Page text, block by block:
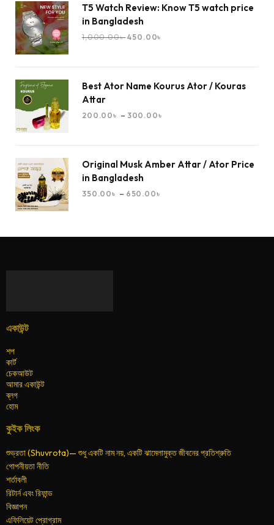
T5 Watch Review: Know T5 watch price
in Bangladesh
1,000.00৳ 450.00৳
Best Ator Name Kourus Ator / Kouras
Attar
200.00৳ – 300.00৳
Original Musk Amber Attar / Ator Price
in Bangladesh
350.00৳ – 650.00৳
একাউন্ট
শপ
কার্ট
চেকআউট
আমার একাউন্ট
ব্লগ
হোম
কুইক লিংক
শুভ্রতা (Shuvrota)— শুধু একটি নাম নয়, একটি ঝামেলামুক্ত জীবনের প্রতিশ্রুতি
গোপনীয়তা নীতি
শর্তাবলী
রিটার্ন এবং রিফান্ড
বিজ্ঞাপন
এফিলিয়েট প্রোগ্রাম